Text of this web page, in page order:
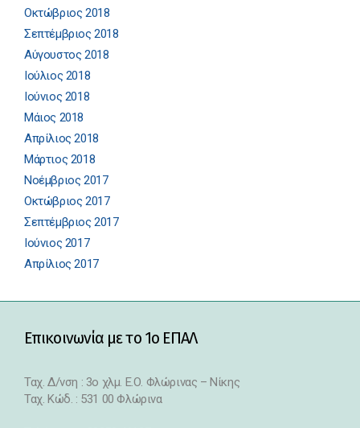
Οκτώβριος 2018
Σεπτέμβριος 2018
Αύγουστος 2018
Ιούλιος 2018
Ιούνιος 2018
Μάιος 2018
Απρίλιος 2018
Μάρτιος 2018
Νοέμβριος 2017
Οκτώβριος 2017
Σεπτέμβριος 2017
Ιούνιος 2017
Απρίλιος 2017
Επικοινωνία με το 1ο ΕΠΑΛ
Ταχ. Δ/νση : 3o χλμ. Ε.Ο. Φλώρινας – Νίκης
Ταχ. Κώδ. : 531 00 Φλώρινα